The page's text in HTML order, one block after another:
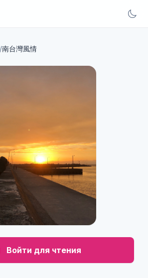
/南台灣風情
Войти для чтения